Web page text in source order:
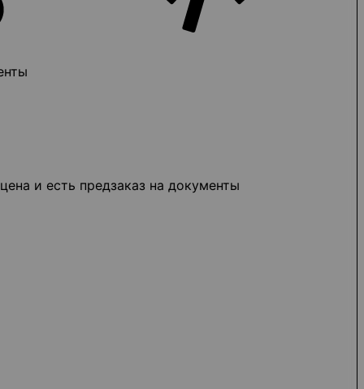
и есть предзаказ на документы